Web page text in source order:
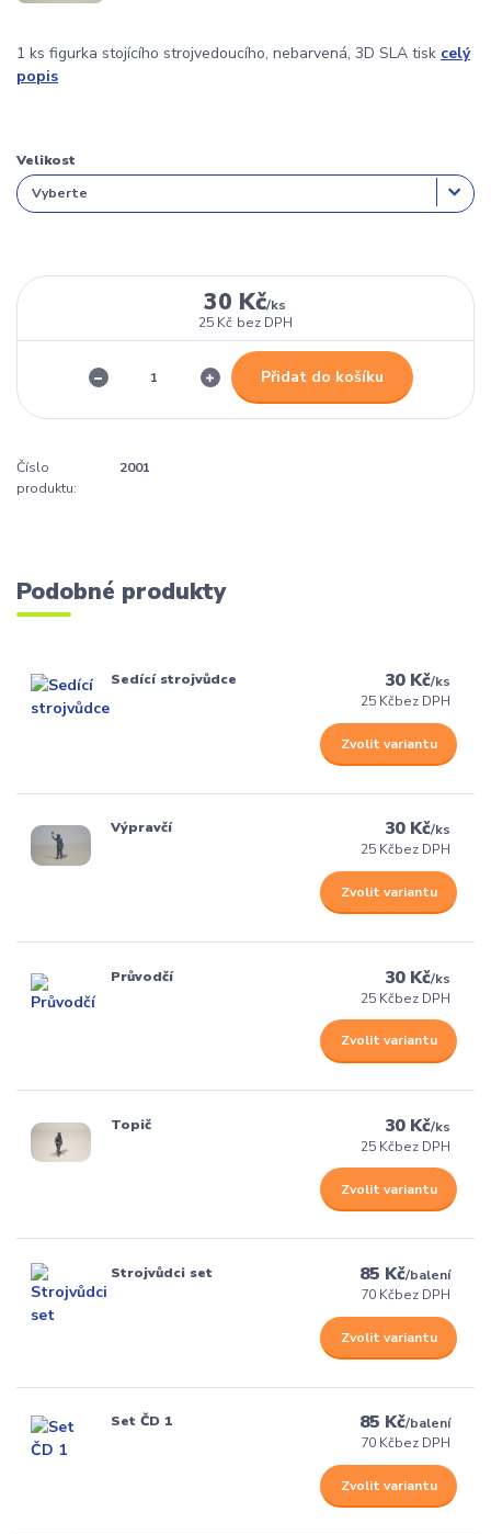
1 ks figurka stojícího strojvedoucího, nebarvená, 3D SLA tisk celý
popis
Velikost
30 Kč/ks
25 Kč bez DPH
Přidat do košíku
Číslo
produktu:
2001
Podobné produkty
Sedící strojvůdce 30 Kč/ks
25 Kčbez DPH
Zvolit variantu
Výpravčí 30 Kč/ks
25 Kčbez DPH
Zvolit variantu
Průvodčí 30 Kč/ks
25 Kčbez DPH
Zvolit variantu
Topič 30 Kč/ks
25 Kčbez DPH
Zvolit variantu
Strojvůdci set 85 Kč/balení
70 Kčbez DPH
Zvolit variantu
Set ČD 1 85 Kč/balení
70 Kčbez DPH
Zvolit variantu